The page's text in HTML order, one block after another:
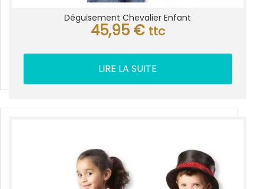
Déguisement Chevalier Enfant
45,95 € ttc
LIRE LA SUITE